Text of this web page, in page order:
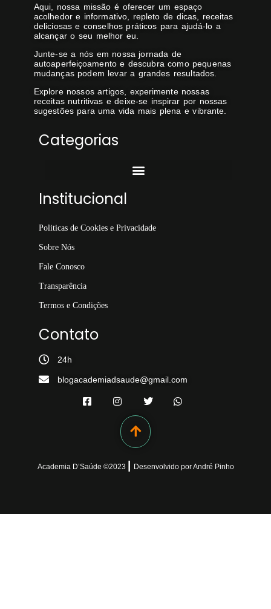
Aqui, nossa missão é oferecer um espaço
acolhedor e informativo, repleto de dicas, receitas
deliciosas e conselhos práticos para ajudá-lo a
alcançar o seu melhor eu.
Junte-se a nós em nossa jornada de
autoaperfeiçoamento e descubra como pequenas
mudanças podem levar a grandes resultados.
Explore nossos artigos, experimente nossas
receitas nutritivas e deixe-se inspirar por nossas
sugestões para uma vida mais plena e vibrante.
Categorias
Institucional
Politicas de Cookies e Privacidade
Sobre Nós
Fale Conosco
Transparência
Termos e Condições
Contato
24h
blogacademiadsaude@gmail.com
Academia D’Saúde ©2023 DesenvolvidoporAndré Pinho